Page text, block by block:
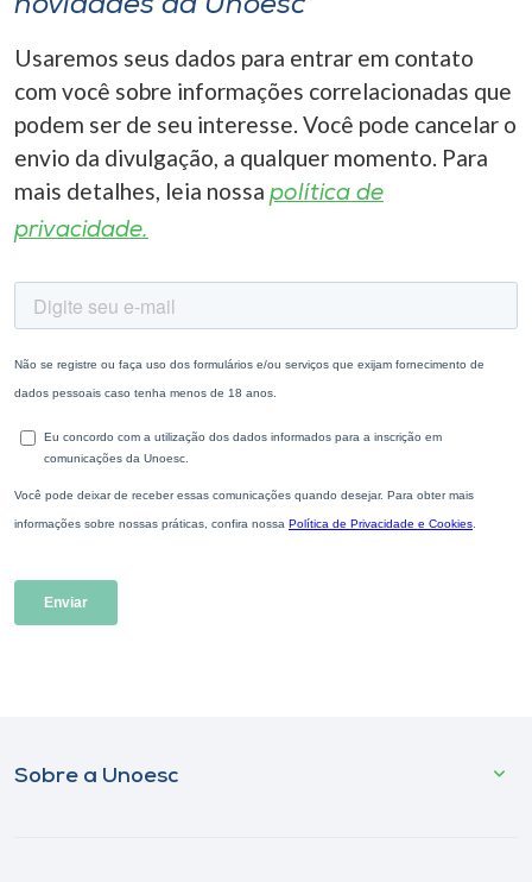
novidades da Unoesc
Usaremos seus dados para entrar em contato
com você sobre informações correlacionadas que
podem ser de seu interesse. Você pode cancelar o
envio da divulgação, a qualquer momento. Para
mais detalhes, leia nossa política de
privacidade.
Sobre a Unoesc